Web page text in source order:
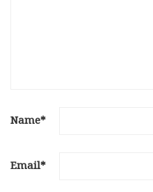
Name*
Email*